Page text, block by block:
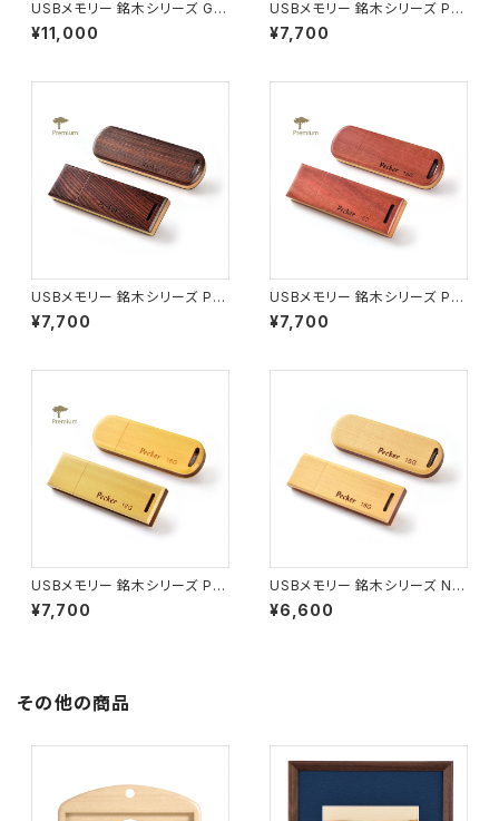
USBメモリー 銘木シリーズ G0
1 スネークウッド ロング(16G)
¥11,000
USBメモリー 銘木シリーズ P01
グラナディラ ロング(16G)
¥7,700
USBメモリー 銘木シリーズ P0
2 キングウッド ロング(16G)
¥7,700
USBメモリー 銘木シリーズ P0
7 ピンクアイボリー ロング(16
G)
¥7,700
USBメモリー 銘木シリーズ P0
8 アマレロ ロング(16G)
¥7,700
USBメモリー 銘木シリーズ N0
4 カヤ ロング(16G)
¥6,600
その他の商品